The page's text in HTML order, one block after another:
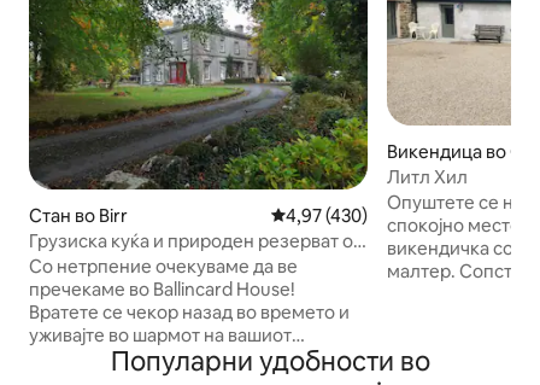
Стан во Birr Просечна оцена: 4,97 од 5,
4,97 (430)
Грузиска куќа и природен резерват од
19-от век
Со нетрпение очекуваме да ве
пречекаме во Ballincard House!
Вратете се чекор назад во времето и
уживајте во шармот на вашиот
приватен стан кој се наоѓа на вториот
Викендица во
Литл Хил
Опуштете се на
спокојно место
викендичка со
малтер. Сопствен пристап. Има
Slieve Bloom
Популарни удобности во